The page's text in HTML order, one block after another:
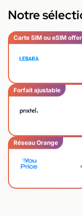
Notre
Carte SIM ou eSIM
Forfait ajustable
Réseau Orange